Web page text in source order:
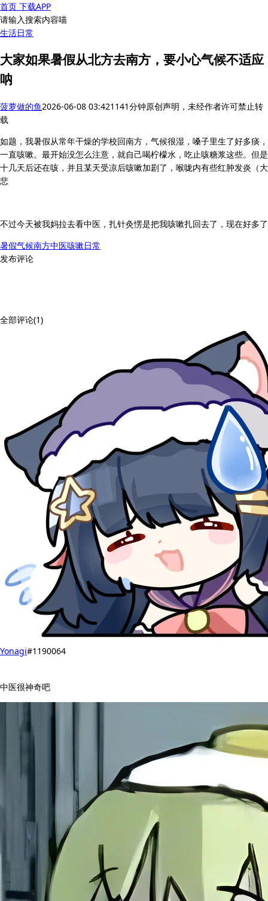
首页 下载APP
请输入搜索内容喵
生活日常
大家如果暑假从北方去南方，要小心气候不适应
呐
菠萝做的鱼2026-06-08 03:421141分钟原创声明，未经作者许可禁止转
载
如题，我暑假从常年干燥的学校回南方，气候很湿，嗓子里生了好多痰，
一直咳嗽。最开始没怎么注意，就自己喝柠檬水，吃止咳糖浆这些。但是
十几天后还在咳，并且某天受凉后咳嗽加剧了，喉咙内有些红肿发炎（大
悲
不过今天被我妈拉去看中医，扎针灸愣是把我咳嗽扎回去了，现在好多了
暑假气候南方中医咳嗽日常
发布评论
全部评论(1)
Yonagi#1190064
中医很神奇吧